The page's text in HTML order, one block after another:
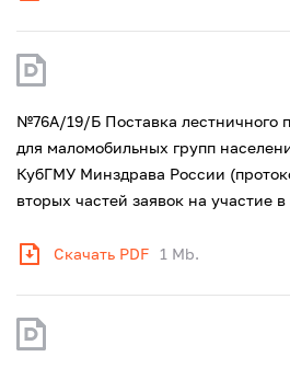
№76А/19/Б Поставка лестничного
для маломобильных групп
КубГМУ Минздрава России
вторых частей заявок на участие
Скачать PDF 1 Mb.